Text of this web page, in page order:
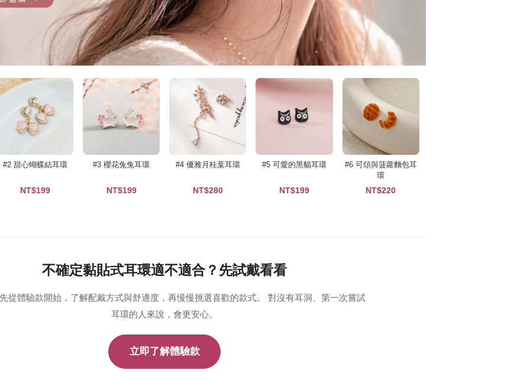
#2 甜心蝴蝶結耳環
NT$199
#3 櫻花兔兔耳環
NT$199
#4 優雅月桂葉耳環
NT$280
#5 可愛的黑貓耳環
NT$199
#6 可頌與菠蘿麵包耳
環
NT$220
不確定黏貼式耳環適不適合？先試戴看看
從體驗款開始，了解配戴方式與舒適度，再慢慢挑選喜歡的款式。 對沒有耳洞、第一次嘗試
耳環的人來說，會更安心。
立即了解體驗款